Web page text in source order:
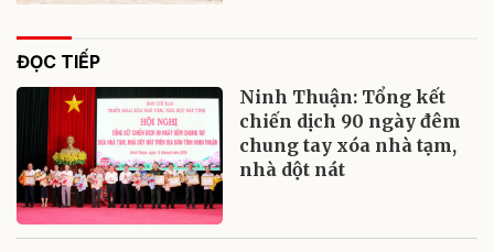
ĐỌC TIẾP
Ninh Thuận: Tổng kết
chiến dịch 90 ngày đêm
chung tay xóa nhà tạm,
nhà dột nát